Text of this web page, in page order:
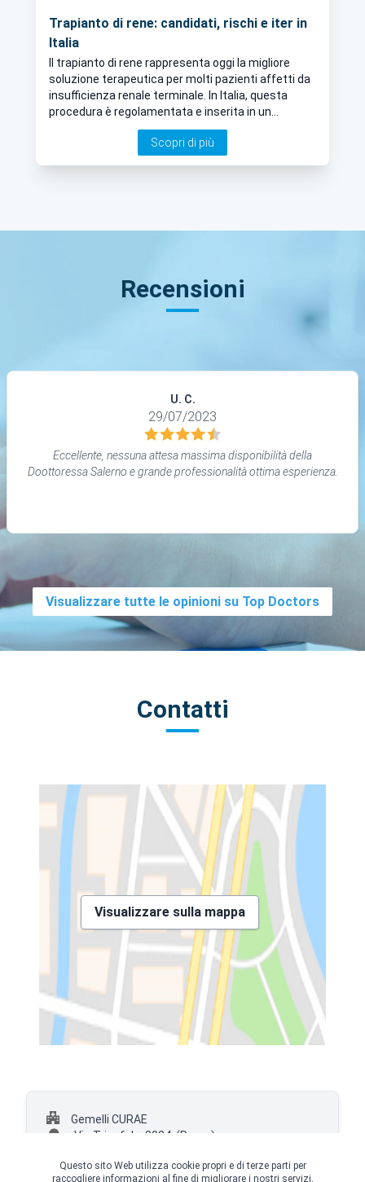
Trapianto di rene: candidati, rischi e iter in
Italia
Il trapianto di rene rappresenta oggi la migliore
soluzione terapeutica per molti pazienti affetti da
insufficienza renale terminale. In Italia, questa
procedura è regolamentata e inserita in un
percorso preciso che garantisce sicurezza ed
equità d’accesso. Ce ne parla la Dott.ssa Maria
Scopri di più
Recensioni
U. C.
29/07/2023
Eccellente, nessuna attesa massima disponibilità della
Doottoressa Salerno e grande professionalità ottima esperienza.
Visualizzare tutte le opinioni su Top Doctors
Contatti
Visualizzare sulla mappa
Gemelli CURAE
Via Trionfale, 8024, (Roma)
Questo sito Web utilizza cookie propri e di terze parti per
raccogliere informazioni al fine di migliorare i nostri servizi,